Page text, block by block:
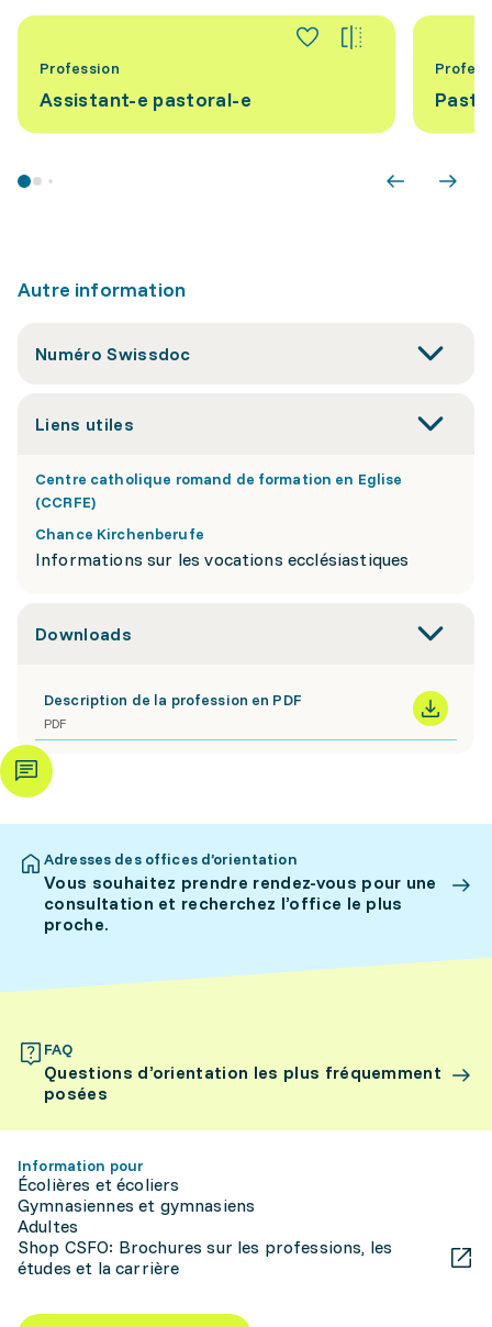
Profession
Assistant-e pastoral-e
Autre information
Numéro Swissdoc
Liens utiles
Centre catholique romand de formation en Eglise
(CCRFE)
Chance Kirchenberufe
Informations sur les vocations ecclésiastiques
Downloads
Description de la profession en PDF
PDF
Adresses des offices d’orientation
Vous souhaitez prendre rendez-vous pour une
consultation et recherchez l’office le plus
proche.
FAQ
Questions d’orientation les plus fréquemment
posées
Information pour
Écolières et écoliers
Gymnasiennes et gymnasiens
Adultes
Shop CSFO: Brochures sur les professions, les
études et la carrière